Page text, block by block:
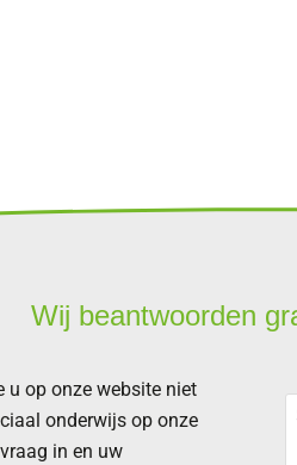
Wij beantwoorden
u op onze website niet
onderwijs op onze
in en uw